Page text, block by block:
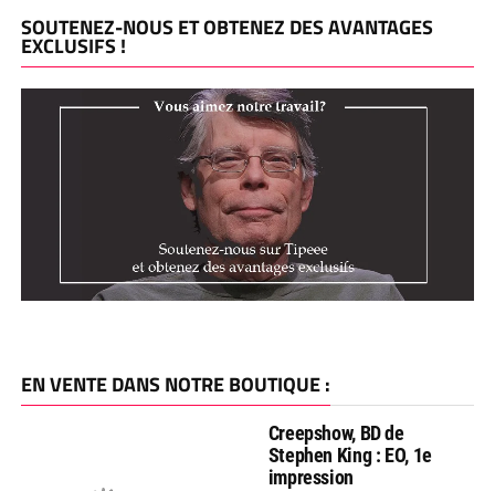
SOUTENEZ-NOUS ET OBTENEZ DES AVANTAGES
EXCLUSIFS !
EN VENTE DANS NOTRE BOUTIQUE :
Creepshow, BD de
Stephen King : EO, 1e
impression